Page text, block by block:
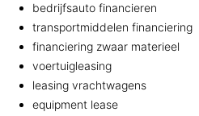
bedrijfsauto financieren
transportmiddelen financiering
financiering zwaar materieel
voertuigleasing
leasing vrachtwagens
equipment lease